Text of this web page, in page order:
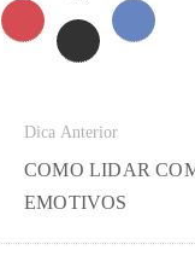
Dica Anterior
COMO LIDAR
EMOTIVOS